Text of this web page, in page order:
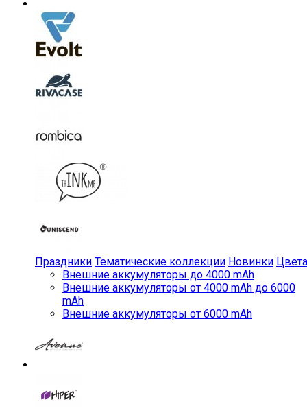
Праздники Тематические коллекции Новинки Цвета
Внешние аккумуляторы до 4000 mAh
Внешние аккумуляторы от 4000 mAh до 6000
mAh
Внешние аккумуляторы от 6000 mAh